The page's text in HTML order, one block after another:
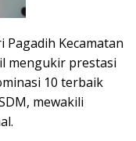
Pagadih Kecamatan
mengukir prestasi
10 terbaik
mewakili